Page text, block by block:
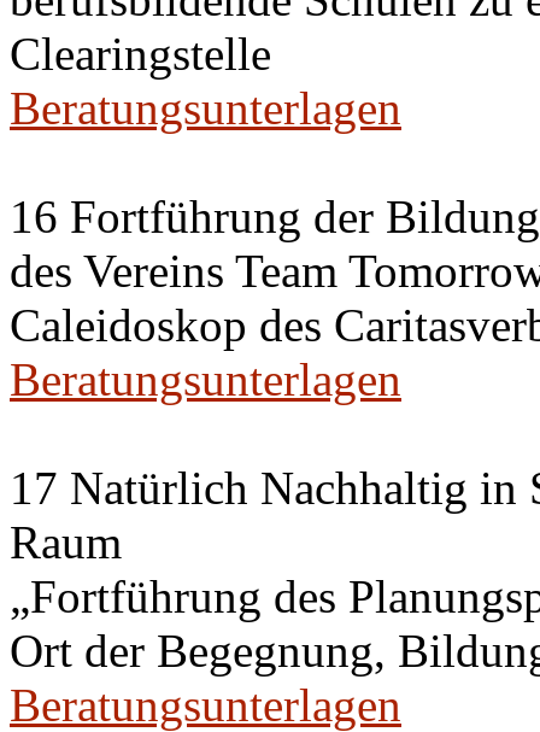
Clearingstelle
Beratungsunterlagen
16 Fortführung der
des Vereins Team
Caleidoskop des
Beratungsunterlagen
17 Natürlich Nachhaltig in
Raum
„Fortführung des
Ort der Begegnung,
Beratungsunterlagen